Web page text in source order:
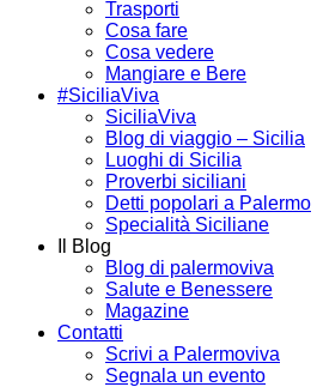
Trasporti
Cosa fare
Cosa vedere
Mangiare e Bere
#SiciliaViva
SiciliaViva
Blog di viaggio – Sicilia
Luoghi di Sicilia
Proverbi siciliani
Detti popolari a Palermo
Specialità Siciliane
Il Blog
Blog di palermoviva
Salute e Benessere
Magazine
Contatti
Scrivi a Palermoviva
Segnala un evento